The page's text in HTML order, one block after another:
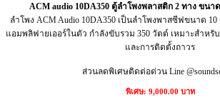
ACM audio 10DA350 ตู้ลำโพงพลาสติก 2 ทาง ขนา
ลำโพง ACM Audio 10DA350 เป็นลำโพงพาสซีฟขนาด
แอมพลิฟายเออร์ในตัว กำลังขับรวม 350 วัตต์ เหมาะสำหรั
และการติดตั้งถาวร
ส่วนลดพิเศษติดต่อด่วน Line
พิเศษ: 9,000.00 บาท